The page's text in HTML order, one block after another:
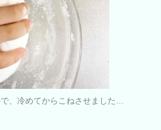
、冷めてからこねさせました…